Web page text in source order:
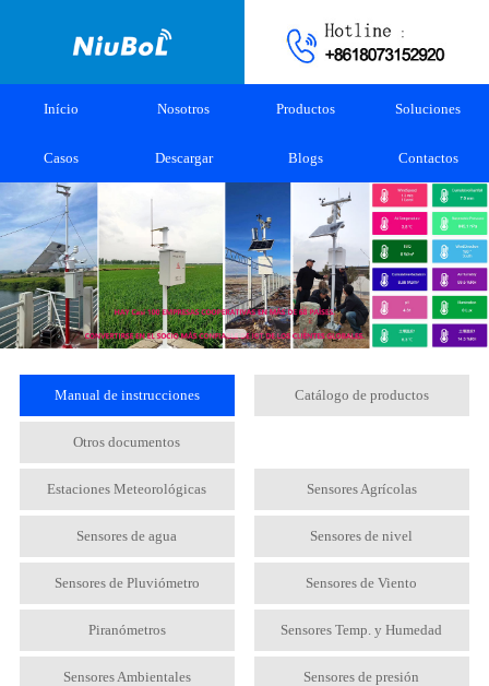
Início Nosotros Productos Soluciones
Casos Descargar Blogs Contactos
Manual de instrucciones Catálogo de productos
Otros documentos
Estaciones Meteorológicas Sensores Agrícolas
Sensores de agua Sensores de nivel
Sensores de Pluviómetro Sensores de Viento
Piranómetros Sensores Temp. y Humedad
Sensores Ambientales Sensores de presión